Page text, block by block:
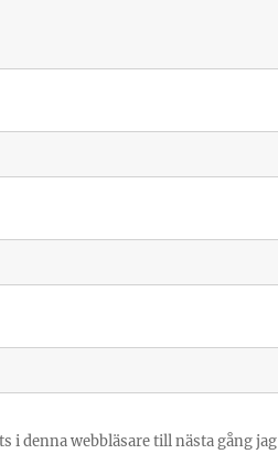
i denna webbläsare till nästa gång